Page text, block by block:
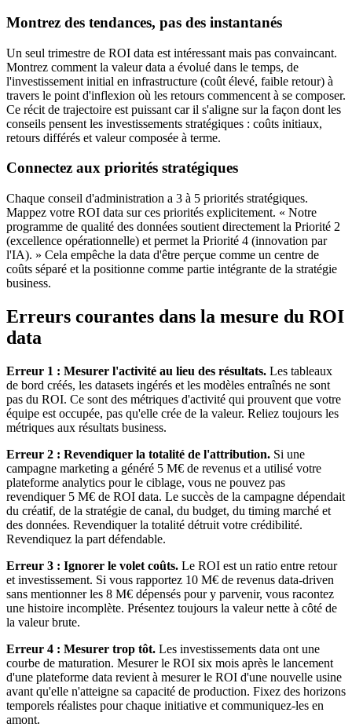
Montrez des tendances, pas des instantanés
Un seul trimestre de ROI data est intéressant mais pas convaincant.
Montrez comment la valeur data a évolué dans le temps, de
l'investissement initial en infrastructure (coût élevé, faible retour) à
travers le point d'inflexion où les retours commencent à se composer.
Ce récit de trajectoire est puissant car il s'aligne sur la façon dont les
conseils pensent les investissements stratégiques : coûts initiaux,
retours différés et valeur composée à terme.
Connectez aux priorités stratégiques
Chaque conseil d'administration a 3 à 5 priorités stratégiques.
Mappez votre ROI data sur ces priorités explicitement. « Notre
programme de qualité des données soutient directement la Priorité 2
(excellence opérationnelle) et permet la Priorité 4 (innovation par
l'IA). » Cela empêche la data d'être perçue comme un centre de
coûts séparé et la positionne comme partie intégrante de la stratégie
business.
Erreurs courantes dans la mesure du ROI
data
Erreur 1 : Mesurer l'activité au lieu des résultats. Les tableaux
de bord créés, les datasets ingérés et les modèles entraînés ne sont
pas du ROI. Ce sont des métriques d'activité qui prouvent que votre
équipe est occupée, pas qu'elle crée de la valeur. Reliez toujours les
métriques aux résultats business.
Erreur 2 : Revendiquer la totalité de l'attribution. Si une
campagne marketing a généré 5 M€ de revenus et a utilisé votre
plateforme analytics pour le ciblage, vous ne pouvez pas
revendiquer 5 M€ de ROI data. Le succès de la campagne dépendait
du créatif, de la stratégie de canal, du budget, du timing marché et
des données. Revendiquer la totalité détruit votre crédibilité.
Revendiquez la part défendable.
Erreur 3 : Ignorer le volet coûts. Le ROI est un ratio entre retour
et investissement. Si vous rapportez 10 M€ de revenus data-driven
sans mentionner les 8 M€ dépensés pour y parvenir, vous racontez
une histoire incomplète. Présentez toujours la valeur nette à côté de
la valeur brute.
Erreur 4 : Mesurer trop tôt. Les investissements data ont une
courbe de maturation. Mesurer le ROI six mois après le lancement
d'une plateforme data revient à mesurer le ROI d'une nouvelle usine
avant qu'elle n'atteigne sa capacité de production. Fixez des horizons
temporels réalistes pour chaque initiative et communiquez-les en
amont.